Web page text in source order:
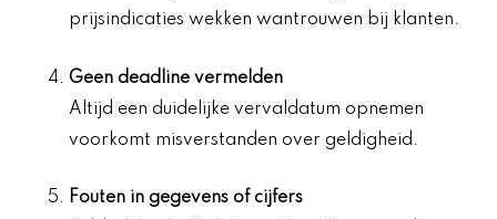
prijsindicaties wekken wantrouwen bij klanten.
Geen deadline vermelden
Altijd een duidelijke vervaldatum opnemen
voorkomt misverstanden over geldigheid.
Fouten in gegevens of cijfers